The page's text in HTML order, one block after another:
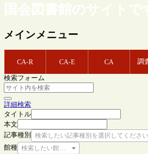
国会図書館のサイトで
メインメニュー
CA-R CA-E CA 調
検索フォーム
詳細検索
タイトル
本文
記事種別
検索したい記事種別を選択してください
館種 検索したい館種を選択してください